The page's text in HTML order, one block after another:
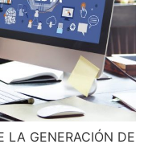
LA GENERACIÓN DE